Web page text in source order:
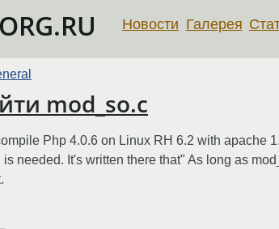
Новости Галерея
mod_so.c
Php 4.0.6 on Linux RH 6.2 with apache
is needed. It's written there that" As long as